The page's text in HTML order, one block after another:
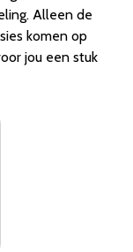
Alleen de
komen op
jou een stuk